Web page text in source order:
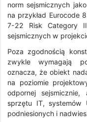
norm sejsmicznych
na przykład Eurocode
7-22 Risk Category
sejsmicznych w
Poza zgodnością
zwykle wymagają
oznacza, że obiekt
na poziomie
odpornej
sprzętu IT, systemów
podniesionych i